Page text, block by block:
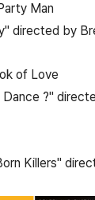
Man
directed by
of Love
Dance ?"
Killers"